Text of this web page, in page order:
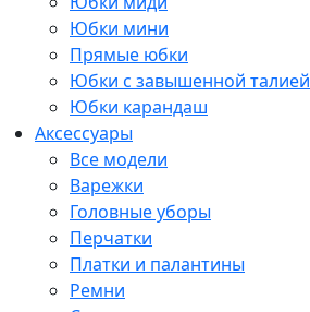
Юбки мини
Прямые юбки
Юбки с завышенной талией
Юбки карандаш
Аксессуары
Все модели
Варежки
Головные уборы
Перчатки
Платки и палантины
Ремни